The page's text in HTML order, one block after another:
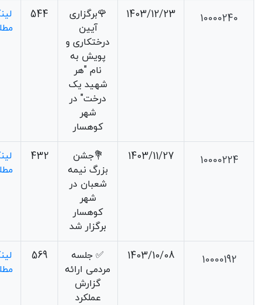
10000240
1403/12/23
🌹برگزاری
آیین
درختکاری و
پویش به
نام "هر
شهید یک
درخت" در
شهر
کوهسار
544
10000224
1403/11/27
💐جشن
بزرگ نیمه
شعبان در
شهر
کوهسار
برگزار شد
432
10000192
1403/10/08
✅ جلسه
مردمی ارائه
گزارش
عملکرد
569